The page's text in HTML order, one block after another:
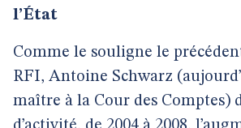
l’État
Comme le souligne le
RFI, Antoine Schwarz
maître à la Cour des Comptes)